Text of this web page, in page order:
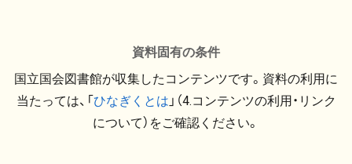
資料固有の条件
国立国会図書館が収集したコンテンツです。資料の利用に
当たっては、「ひなぎくとは 」（4.コンテンツの利用・リンク
について）をご確認ください。